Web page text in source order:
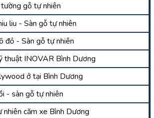
gỗ tự nhiên
liu - Sàn gỗ tự nhiên
đỏ - Sàn gỗ tự nhiên
thuật INOVAR Bình Dương
ở tại Bình Dương
- sàn gỗ tự nhiên
nhiên căm xe Bình Dương